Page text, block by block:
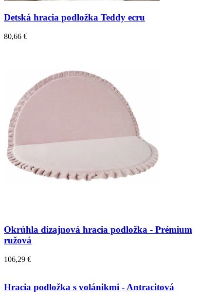
Detská hracia podložka Teddy ecru
80,66 €
Okrúhla dizajnová hracia podložka - Prémium
ružová
106,29 €
Hracia podložka s volánikmi - Antracitová